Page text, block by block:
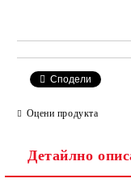
Сподели
Оцени продукта
Детайлно